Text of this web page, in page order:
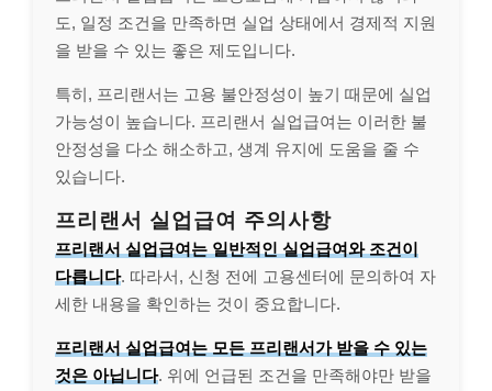
도, 일정 조건을 만족하면 실업 상태에서 경제적 지원
을 받을 수 있는 좋은 제도입니다.
특히, 프리랜서는 고용 불안정성이 높기 때문에 실업
가능성이 높습니다. 프리랜서 실업급여는 이러한 불
안정성을 다소 해소하고, 생계 유지에 도움을 줄 수
있습니다.
프리랜서 실업급여 주의사항
프리랜서 실업급여는 일반적인 실업급여와 조건이
다릅니다. 따라서, 신청 전에 고용센터에 문의하여 자
세한 내용을 확인하는 것이 중요합니다.
프리랜서 실업급여는 모든 프리랜서가 받을 수 있는
것은 아닙니다. 위에 언급된 조건을 만족해야만 받을